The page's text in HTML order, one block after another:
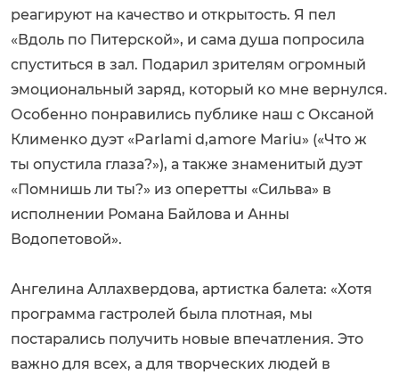
реагируют на качество и открытость. Я пел
«Вдоль по Питерской», и сама душа попросила
спуститься в зал. Подарил зрителям огромный
эмоциональный заряд, который ко мне вернулся.
Особенно понравились публике наш с Оксаной
Клименко дуэт «Parlami d,amore Mariu» («Что ж
ты опустила глаза?»), а также знаменитый дуэт
«Помнишь ли ты?» из оперетты «Сильва» в
исполнении Романа Байлова и Анны
Водопетовой».
Ангелина Аллахвердова, артистка балета: «Хотя
программа гастролей была плотная, мы
постарались получить новые впечатления. Это
важно для всех, а для творческих людей в